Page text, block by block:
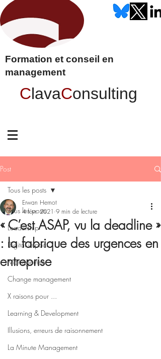
Formation et conseil en
management
ClavaConsulting
Post
Tous les posts
Leadership
Digital impact
Management
Change management
X raisons pour ...
Learning & Development
Illusions, erreurs de raisonnement
La Minute Management
Tous les posts
« C’est ASAP, vu la deadline »
: la fabrique des urgences en
entreprise
Erwan Hernot
4 févr. 2021 9 min de lecture